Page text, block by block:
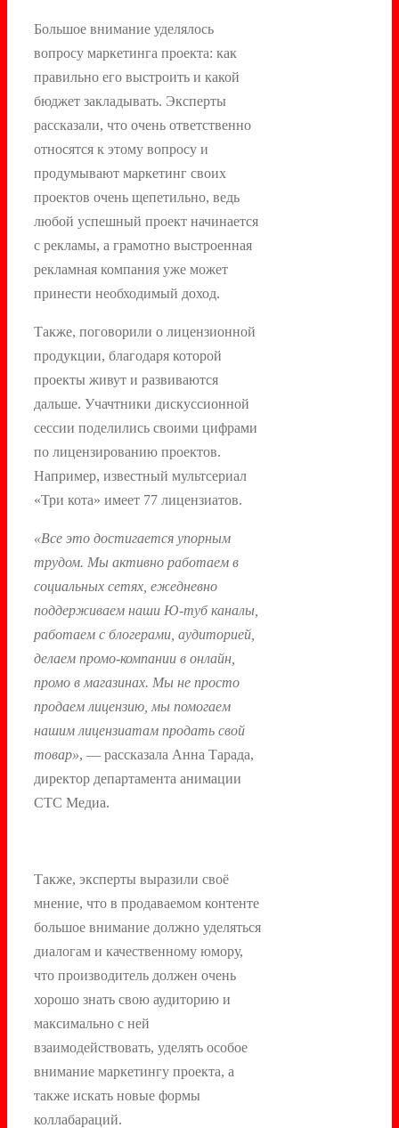
Большое внимание уделялось
вопросу маркетинга проекта: как
правильно его выстроить и какой
бюджет закладывать. Эксперты
рассказали, что очень ответственно
относятся к этому вопросу и
продумывают маркетинг своих
проектов очень щепетильно, ведь
любой успешный проект начинается
с рекламы, а грамотно выстроенная
рекламная компания уже может
принести необходимый доход.
Также, поговорили о лицензионной
продукции, благодаря которой
проекты живут и развиваются
дальше. Учачтники дискуссионной
сессии поделились своими цифрами
по лицензированию проектов.
Например, известный мультсериал
«Три кота» имеет 77 лицензиатов.
«Все это достигается упорным
трудом. Мы активно работаем в
социальных сетях, ежедневно
поддерживаем наши Ю-туб каналы,
работаем с блогерами, аудиторией,
делаем промо-компании в онлайн,
промо в магазинах. Мы не просто
продаем лицензию, мы помогаем
нашим лицензиатам продать свой
товар», — рассказала Анна Тарада,
директор департамента анимации
СТС Медиа.
Также, эксперты выразили своё
мнение, что в продаваемом контенте
большое внимание должно уделяться
диалогам и качественному юмору,
что производитель должен очень
хорошо знать свою аудиторию и
максимально с ней
взаимодействовать, уделять особое
внимание маркетингу проекта, а
также искать новые формы
коллабараций.